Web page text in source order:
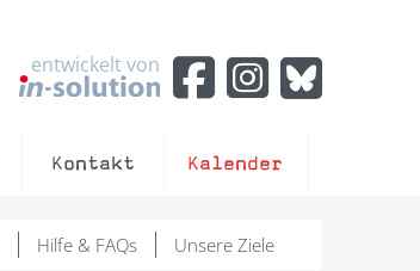
entwickelt von
Kontakt Kalender
Unsere Ziele
Hilfe & FAQs